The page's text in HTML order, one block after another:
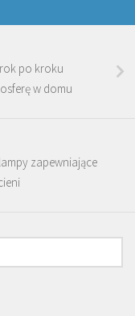
po kroku
w domu
zapewniające